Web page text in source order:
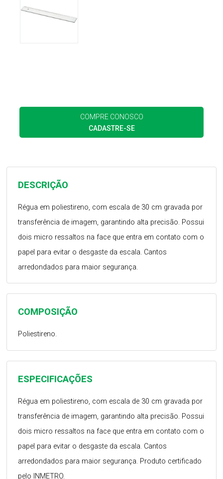
COMPRE CONOSCO
CADASTRE-SE
ESPECIFICAÇÕES
Régua em poliestireno, com escala de 30 cm gravada por
transferência de imagem, garantindo alta precisão. Possui
dois micro ressaltos na face que entra em contato com o
papel para evitar o desgaste da escala. Cantos
arredondados para maior segurança. Produto certificado
pelo INMETRO.
COMPOSIÇÃO
Poliestireno.
DESCRIÇÃO
Régua em poliestireno, com escala de 30 cm gravada por
transferência de imagem, garantindo alta precisão. Possui
dois micro ressaltos na face que entra em contato com o
papel para evitar o desgaste da escala. Cantos
arredondados para maior segurança.